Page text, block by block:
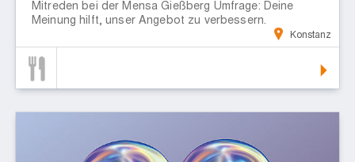
Mitreden bei der Mensa Gießberg Umfrage: Deine
Meinung hilft, unser Angebot zu verbessern.
Konstanz